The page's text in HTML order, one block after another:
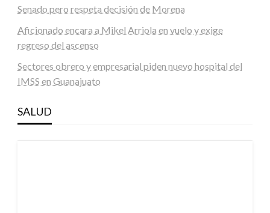
Senado pero respeta decisión de Morena
Aficionado encara a Mikel Arriola en vuelo y exige
regreso del ascenso
Sectores obrero y empresarial piden nuevo hospital del
IMSS en Guanajuato
SALUD